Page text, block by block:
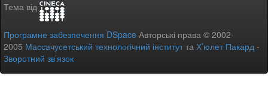
Тема від
Програмне забезпечення DSpace Авторські права © 2002-
2005 Массачусетський технологічний інститутта Х’юлет Пакард -
Зворотний зв’язок